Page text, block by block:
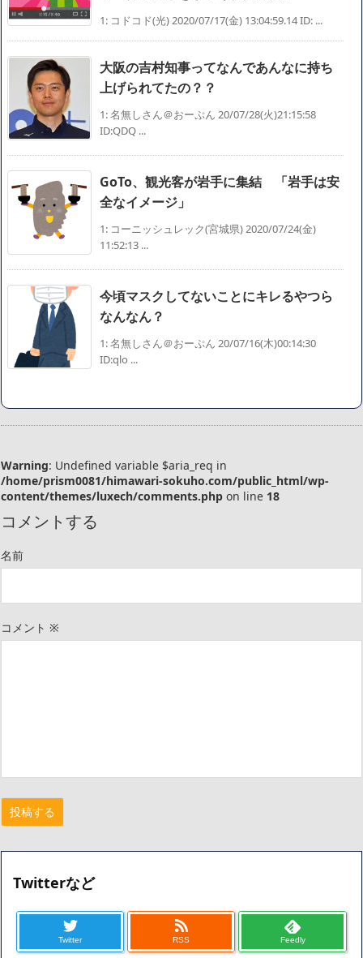
1: コドコド(光) 2020/07/17(金) 13:04:59.14 ID: ...
大阪の吉村知事ってなんであんなに持ち
上げられてたの？？
1: 名無しさん＠おーぷん 20/07/28(火)21:15:58
ID:QDQ ...
GoTo、観光客が岩手に集結 「岩手は安
全なイメージ」
1: コーニッシュレック(宮城県) 2020/07/24(金)
11:52:13 ...
今頃マスクしてないことにキレるやつら
なんなん？
1: 名無しさん＠おーぷん 20/07/16(木)00:14:30
ID:qlo ...
Warning: Undefined variable $aria_req in
/home/prism0081/himawari-sokuho.com/public_html/wp-
content/themes/luxech/comments.php on line 18
コメントする
名前
コメント ※
Twitterなど
Twitter RSS Feedly